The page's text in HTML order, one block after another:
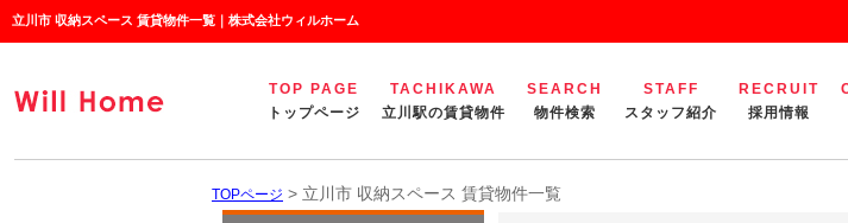
立川市 収納スペース 賃貸物件一覧｜株式会社ウィルホーム
TOP PAGE
トップページ
TACHIKAWA
立川駅の賃貸物件
SEARCH
物件検索
STAFF
スタッフ紹介
RECRUIT
採用情報
TOPページ > 立川市 収納スペース 賃貸物件一覧